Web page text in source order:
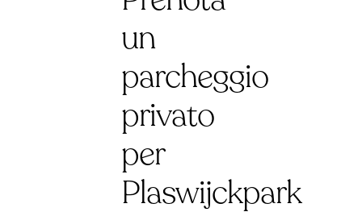
un
parcheggio
privato
per
Plaswijckpark